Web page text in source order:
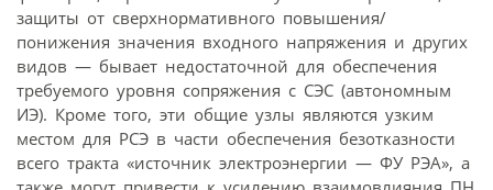
защиты от сверхнормативного повышения/
понижения значения входного напряжения и других
видов — бывает недостаточной для обеспечения
требуемого уровня сопряжения с СЭС (автономным
ИЭ). Кроме того, эти общие узлы являются узким
местом для РСЭ в части обеспечения безотказности
всего тракта «источник электроэнергии — ФУ РЭА», а